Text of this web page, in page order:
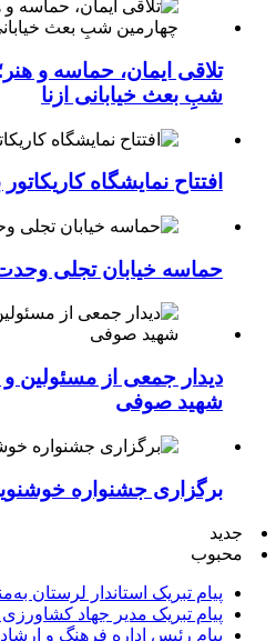
تلاقی ایمان، حماسه و
شبِ بعث خیابانی ازنا
افتتاح نمایشگاه
حماسه خیابان تجلی
دیدار جمعی از مسئولین و
شهید صوفی
برگزاری جشنواره
جدید
محبوب
پیام تبریک استاندار لرستان
پیام تبریک مدیر جهاد کشاورزی
پیام رئیس اداره فرهنگ و